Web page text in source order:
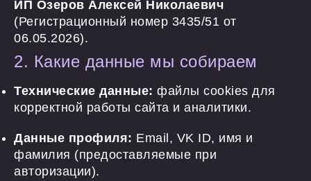
ИП Озеров Алексей Николаевич
(Регистрационный номер 3435/51 от
06.05.2026).
2. Какие данные мы собираем
Технические данные: файлы cookies для
корректной работы сайта и аналитики.
Данные профиля: Email, VK ID, имя и
фамилия (предоставляемые при
авторизации).